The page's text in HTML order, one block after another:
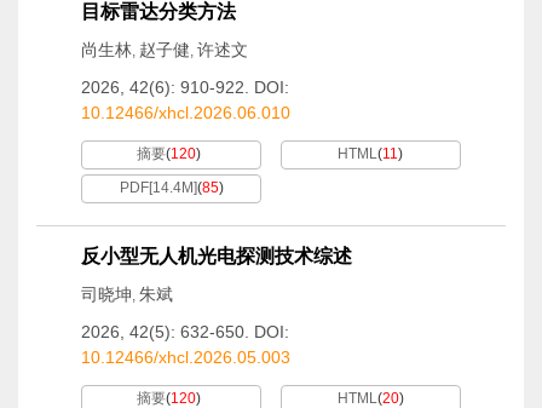
目标雷达分类方法
尚生林, 赵子健, 许述文
2026, 42(6): 910-922.
DOI:
10.12466/xhcl.2026.06.010
摘要(120) HTML(11)
PDF[14.4M](85)
反小型无人机光电探测技术综述
司晓坤, 朱斌
2026, 42(5): 632-650. DOI:
10.12466/xhcl.2026.05.003
摘要(120) HTML(20)